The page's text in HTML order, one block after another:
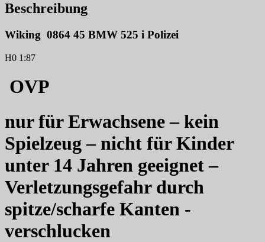
Beschreibung
Wiking 0864 45 BMW 525 i Polizei
H0 1:87
OVP
nur für Erwachsene – kein
Spielzeug – nicht für Kinder
unter 14 Jahren geeignet –
Verletzungsgefahr durch
spitze/scharfe Kanten -
verschlucken